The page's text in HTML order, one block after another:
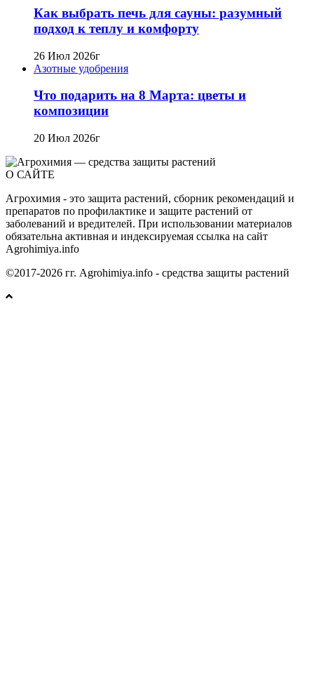
Как выбрать печь для сауны: разумный
подход к теплу и комфорту
26 Июл 2026г
Азотные удобрения
Что подарить на 8 Марта: цветы и
композиции
20 Июл 2026г
О САЙТЕ
Агрохимия - это защита растений, сборник рекомендаций и
препаратов по профилактике и защите растений от
заболеваний и вредителей. При использовании материалов
обязательна активная и индексируемая ссылка на сайт
Agrohimiya.info
©2017-2026 гг. Agrohimiya.info - средства защиты растений